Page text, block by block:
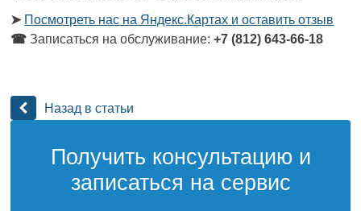
➤ Посмотреть нас на Яндекс.Картах и оставить отзыв
☎ Записаться на обслуживание:+7 (812) 643-66-18
Назад в статьи
Получить консультацию и
записаться на сервис